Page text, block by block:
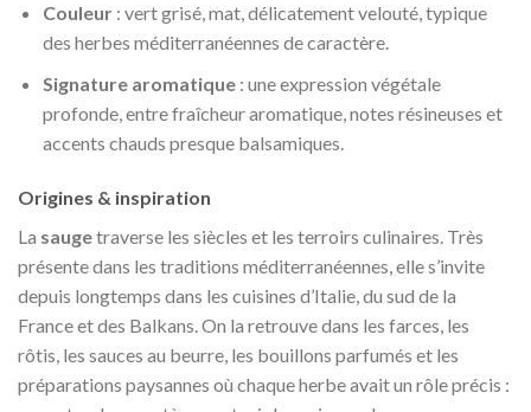
Couleur: vert grisé, mat, délicatement velouté, typique
des herbes méditerranéennes de caractère.
Signature aromatique: une expression végétale
profonde, entre fraîcheur aromatique, notes résineuses et
accents chauds presque balsamiques.
Origines & inspiration
La saugetraverse les siècles et les terroirs culinaires. Très
présente dans les traditions méditerranéennes, elle s’invite
depuis longtemps dans les cuisines d’Italie, du sud de la
France et des Balkans. On la retrouve dans les farces, les
rôtis, les sauces au beurre, les bouillons parfumés et les
préparations paysannes où chaque herbe avait un rôle précis :